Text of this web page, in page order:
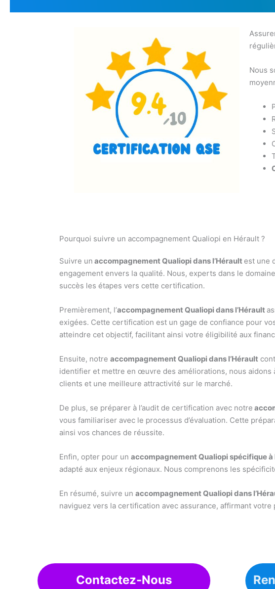
Nous
Pourquoi suivre un accompagnement Qualiopi en Hérault ?
Suivre un accompagnement Qualiopi dans l’Hérault est une
engagement envers la qualité. Nous, experts dans le
succès les étapes vers cette certification.
Premièrement, l’accompagnement Qualiopi dans l’Hérault
exigées. Cette certification est un gage de confiance pour
atteindre cet objectif, facilitant ainsi votre éligibilité aux
Ensuite, notreaccompagnement Qualiopi dans l’Hérault
identifier et mettre en œuvre des améliorations, nous aidons
clients et une meilleure attractivité sur le marché.
De plus, se préparer à l’audit de certification avec notre
vous familiariser avec le processus d’évaluation. Cette
ainsi vos chances de réussite.
Enfin, opter pour unaccompagnement Qualiopi spécifique à
adapté aux enjeux régionaux. Nous comprenons les
En résumé, suivre unaccompagnement Qualiopi dans
naviguez vers la certification avec assurance, affirmant
Contactez-Nous